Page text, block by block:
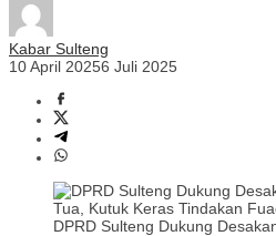
Kabar Sulteng
10 April 20256 Juli 2025
DPRD Sulteng Dukung